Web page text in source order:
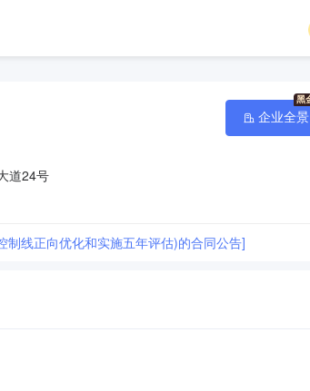
道24号
线正向优化和实施五年评估)的合同公告]
企业全景